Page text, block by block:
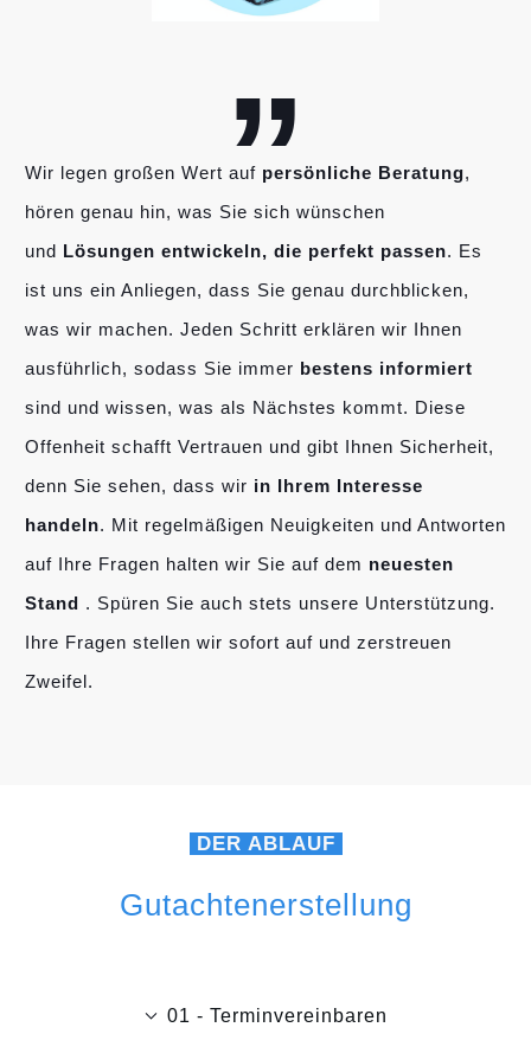
„
Wir legen großen Wert auf persönliche Beratung,
hören genau hin, was Sie sich wünschen
und Lösungen entwickeln, die perfekt passen. Es
ist uns ein Anliegen, dass Sie genau durchblicken,
was wir machen. Jeden Schritt erklären wir Ihnen
ausführlich, sodass Sie immer bestens informiert
sind und wissen, was als Nächstes kommt. Diese
Offenheit schafft Vertrauen und gibt Ihnen Sicherheit,
denn Sie sehen, dass wir in Ihrem Interesse
handeln. Mit regelmäßigen Neuigkeiten und Antworten
auf Ihre Fragen halten wir Sie auf dem neuesten
Stand . Spüren Sie auch stets unsere Unterstützung.
Ihre Fragen stellen wir sofort auf und zerstreuen
Zweifel.
DER ABLAUF
Gutachtenerstellung
01 - Terminvereinbaren